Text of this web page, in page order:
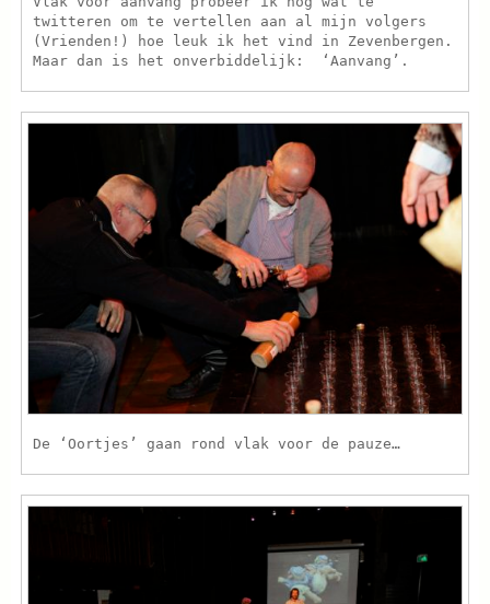
twitteren om te vertellen aan al mijn volgers
(Vrienden!) hoe leuk ik het vind in Zevenbergen.
Maar dan is het onverbiddelijk: ‘Aanvang’.
De ‘Oortjes’ gaan rond vlak voor de pauze…